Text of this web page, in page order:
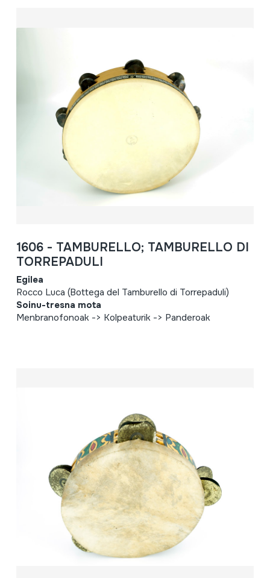
1606 - TAMBURELLO; TAMBURELLO DI
TORREPADULI
Egilea
Rocco Luca (Bottega del Tamburello di Torrepaduli)
Soinu-tresna mota
Menbranofonoak -> Kolpeaturik -> Panderoak